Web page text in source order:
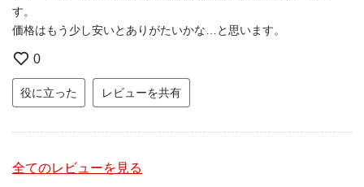
す。
価格はもう少し安いとありがたいかな…と思います。
0
役に立った レビューを共有
全てのレビューを見る